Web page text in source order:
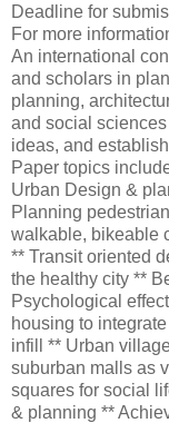
Deadline for
For more
An international
and scholars in
planning,
and social
ideas, and
Paper topics
Urban Design &
Planning
walkable, bikeable
** Transit oriented
the healthy city **
Psychological
housing to
infill ** Urban
suburban malls as
squares for social
& planning **